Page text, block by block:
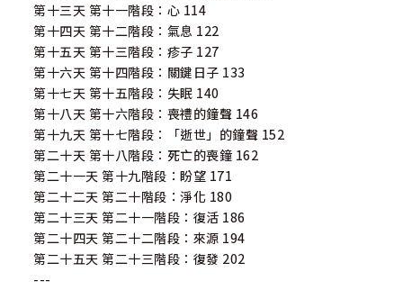
第十三天 第十一階段：心 114
第十四天 第十二階段：氣息 122
第十五天 第十三階段：疹子 127
第十六天 第十四階段：關鍵日子 133
第十七天 第十五階段：失眠 140
第十八天 第十六階段：喪禮的鐘聲 146
第十九天 第十七階段：「逝世」的鐘聲 152
第二十天 第十八階段：死亡的喪鐘 162
第二十一天 第十九階段：盼望 171
第二十二天 第二十階段：淨化 180
第二十三天 第二十一階段：復活 186
第二十四天 第二十二階段：來源 194
第二十五天 第二十三階段：復發 202
---